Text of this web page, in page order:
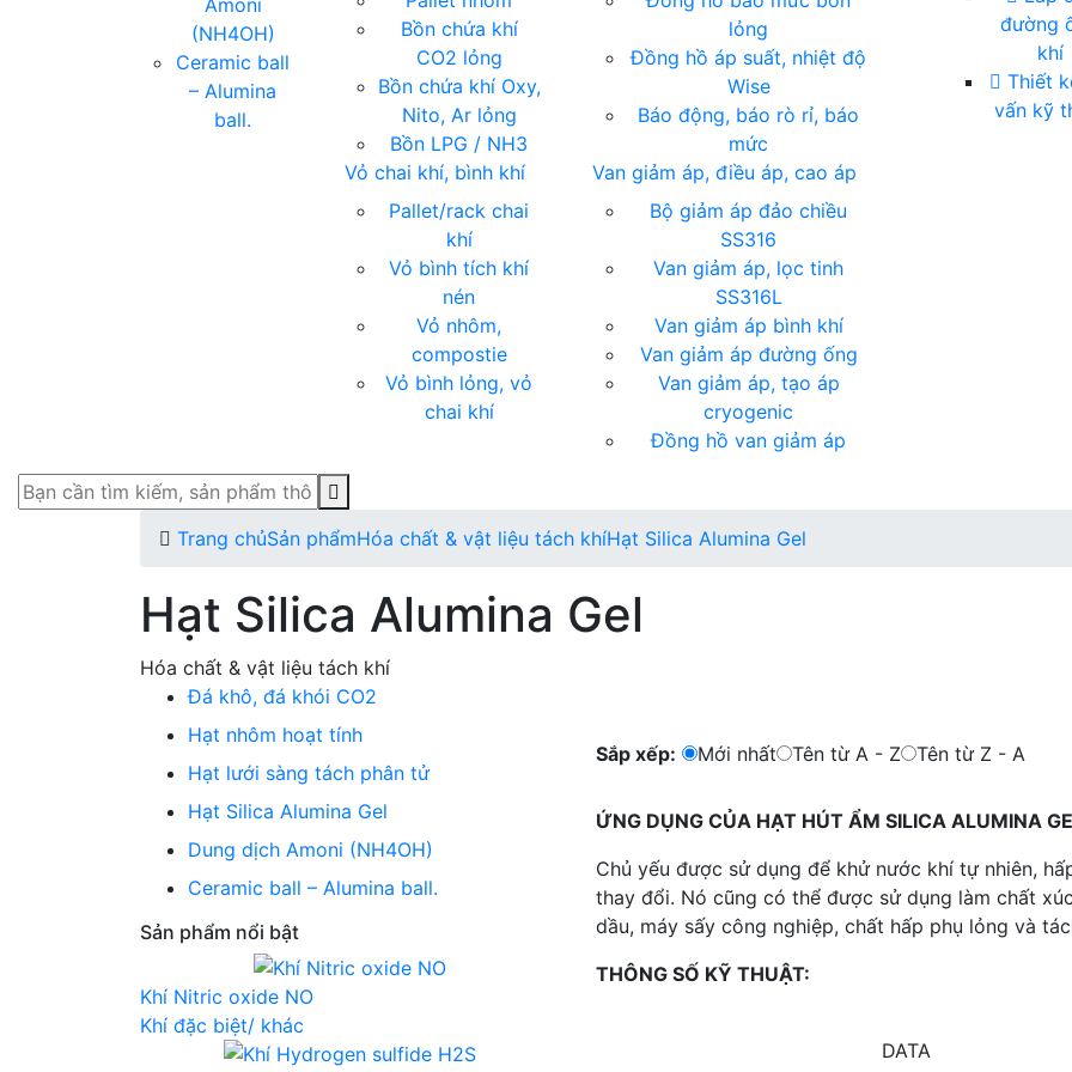
Amoni
(NH4OH)
Ceramic ball
– Alumina
ball.
Bồn chứa khí
CO2 lỏng
Bồn chứa khí Oxy,
Nito, Ar lỏng
Bồn LPG / NH3
Vỏ chai khí, bình khí
Pallet/rack chai
khí
Vỏ bình tích khí
nén
Vỏ nhôm,
compostie
Vỏ bình lỏng, vỏ
chai khí
lỏng
Đồng hồ áp suất, nhiệt độ
Wise
Báo động, báo rò rỉ, báo
mức
Van giảm áp, điều áp, cao áp
Bộ giảm áp đảo chiều
SS316
Van giảm áp, lọc tinh
SS316L
Van giảm áp bình khí
Van giảm áp đường ống
Van giảm áp, tạo áp
cryogenic
Đồng hồ van giảm áp
đường
khí
Thiết
vấn kỹ
Trang chủSản phẩmHóa chất & vật liệu tách khíHạt Silica Alumina Gel
Hạt Silica Alumina Gel
Sắp xếp: Mới nhất Tên từ A - Z Tên từ Z - A
ỨNG DỤNG CỦA HẠT HÚT ẨM SILICA ALUMINA
Chủ yếu được sử dụng để khử nước khí tự nhiên,
thay đổi. Nó cũng có thể được sử dụng làm chất
dầu, máy sấy công nghiệp, chất hấp phụ lỏng và
THÔNG SỐ KỸ THUẬT:
DATA
Hóa chất & vật liệu tách khí
Đá khô, đá khói CO2
Hạt nhôm hoạt tính
Hạt lưới sàng tách phân tử
Hạt Silica Alumina Gel
Dung dịch Amoni (NH4OH)
Ceramic ball – Alumina ball.
Sản phẩm nổi bật
Khí Nitric oxide NO
Khí đặc biệt/ khác